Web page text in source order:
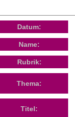
Datum:
Name:
Rubrik:
Thema:
Titel: